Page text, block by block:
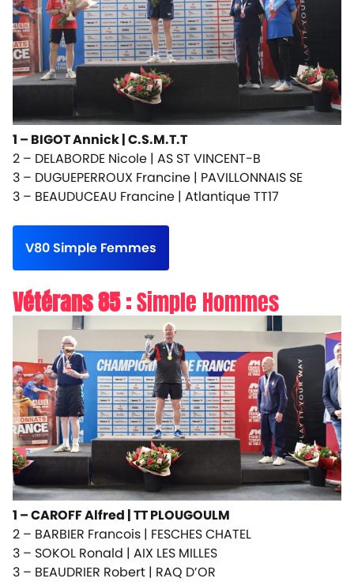
1 – BIGOT Annick |C.S.M.T.T
2 – DELABORDE Nicole | AS ST VINCENT-B
3 – DUGUEPERROUX Francine | PAVILLONNAIS SE
3 – BEAUDUCEAU Francine | Atlantique TT17
V80 Simple Femmes
Vétérans 85 :Simple Hommes
1 – CAROFF Alfred |TT PLOUGOULM
2 – BARBIER Francois | FESCHES CHATEL
3 – SOKOL Ronald | AIX LES MILLES
3 – BEAUDRIER Robert | RAQ D’OR